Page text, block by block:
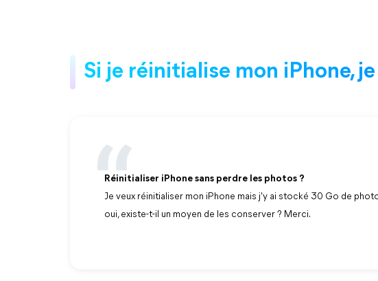
Si je réinitialise mon iPhone,
Réinitialiser iPhone sans perdre les photos ?
Je veux réinitialiser mon iPhone mais j'y ai stocké 30 Go de
oui, existe-t-il un moyen de les conserver ? Merci.